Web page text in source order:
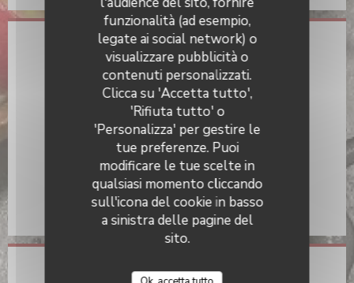
funzionalità (ad esempio,
legate ai social network) o
visualizzare pubblicità o
contenuti personalizzati.
Clicca su 'Accetta tutto',
'Rifiuta tutto' o
'Personalizza' per gestire le
tue preferenze. Puoi
modificare le tue scelte in
qualsiasi momento cliccando
sull'icona del cookie in basso
a sinistra delle pagine del
sito.
Informazioni pratiche
Cucina
Tradizionale, Fatto in casa, Fresco
Tipologia
Ristorante Bistronomique
Servizi
Aria condizionata, Privatizzazione, Accesso disabili,
Terrazzo, Connessione wifi
Accesso